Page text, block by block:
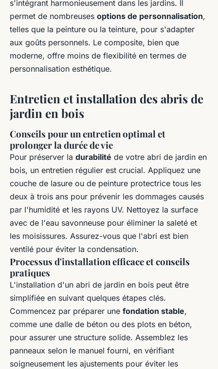
s'intégrant harmonieusement dans les jardins. Il
permet de nombreuses options de personnalisation,
telles que la peinture ou la teinture, pour s'adapter
aux goûts personnels. Le composite, bien que
moderne, offre moins de flexibilité en termes de
personnalisation esthétique.
Entretien et installation des abris de
jardin en bois
Conseils pour un entretien optimal et
prolonger la durée de vie
Pour préserver la durabilité de votre abri de jardin en
bois, un entretien régulier est crucial. Appliquez une
couche de lasure ou de peinture protectrice tous les
deux à trois ans pour prévenir les dommages causés
par l'humidité et les rayons UV. Nettoyez la surface
avec de l'eau savonneuse pour éliminer la saleté et
les moisissures. Assurez-vous que l'abri est bien
ventilé pour éviter la condensation.
Processus d'installation efficace et conseils
pratiques
L'installation d'un abri de jardin en bois peut être
simplifiée en suivant quelques étapes clés.
Commencez par préparer une fondation stable,
comme une dalle de béton ou des plots en béton,
pour assurer une structure solide. Assemblez les
panneaux selon le manuel fourni, en vérifiant
soigneusement les ajustements pour éviter les